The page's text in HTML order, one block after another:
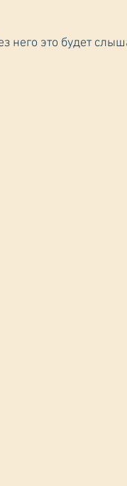
это будет